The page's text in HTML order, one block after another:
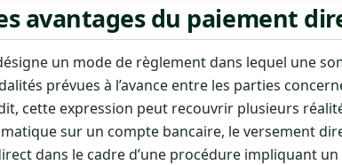
avantages du paiement
un mode de règlement dans lequel une
prévues à l’avance entre les parties
cette expression peut recouvrir plusieurs
sur un compte bancaire, le versement
dans le cadre d’une procédure impliquant